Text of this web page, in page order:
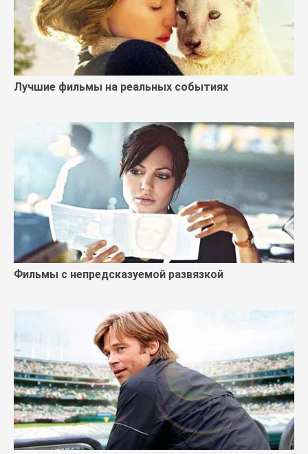
Лучшие фильмы на реальных событиях
Фильмы с непредсказуемой развязкой